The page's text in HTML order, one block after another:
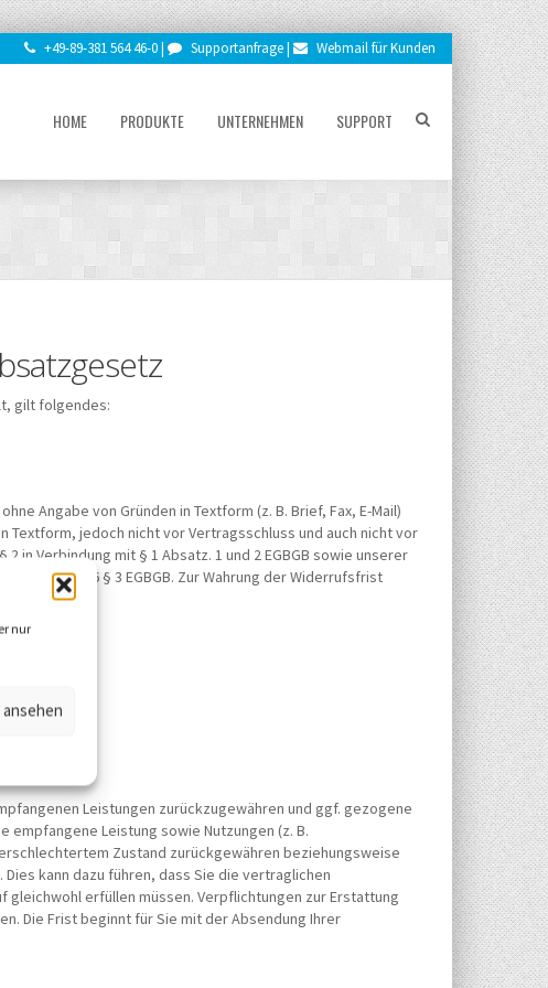
nur
+49-89-381 564 46-0 | Supportanfrage | Webmail für Kunden
HOME PRODUKTE UNTERNEHMEN SUPPORT
gilt folgendes:
ohne Angabe von Gründen in Textform (z. B. Brief, Fax, E-Mail)
Textform, jedoch nicht vor Vertragsschluss und auch nicht vor
in Verbindung mit § 1 Absatz. 1 und 2 EGBGB sowie unserer
Artikel 246 § 3 EGBGB. Zur Wahrung der Widerrufsfrist
Leistungen zurückzugewähren und ggf. gezogene
empfangene Leistung sowie Nutzungen (z. B.
Zustand zurückgewähren beziehungsweise
kann dazu führen, dass Sie die vertraglichen
erfüllen müssen. Verpflichtungen zur Erstattung
Die Frist beginnt für Sie mit der Absendung Ihrer